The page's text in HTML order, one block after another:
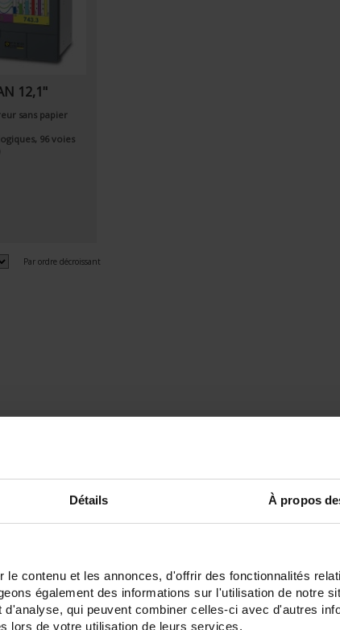
Détails À propos
le contenu et les annonces, d'offrir des fonctionnalités
également des informations sur l'utilisation de notre
qui peuvent combiner celles-ci avec d'autres
lors de votre utilisation de leurs services.
12,1"
sans papier
96 voies
Par ordre décroissant